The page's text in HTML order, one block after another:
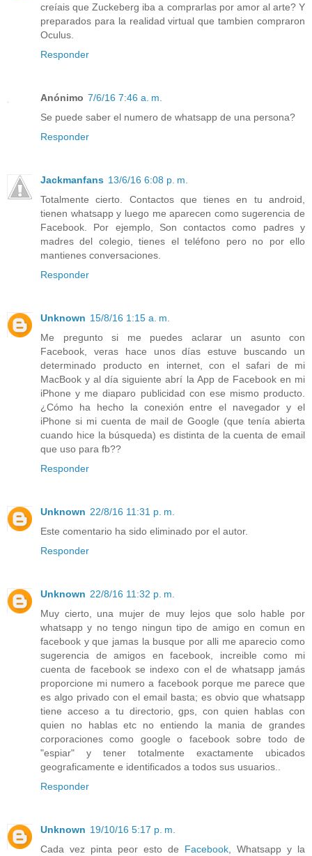
creíais que Zuckeberg iba a comprarlas por amor al arte? Y
preparados para la realidad virtual que tambien compraron
Oculus.
Responder
Anónimo 7/6/16 7:46 a. m.
Se puede saber el numero de whatsapp de una persona?
Responder
Jackmanfans 13/6/16 6:08 p. m.
Totalmente cierto. Contactos que tienes en tu android,
tienen whatsapp y luego me aparecen como sugerencia de
Facebook. Por ejemplo, Son contactos como padres y
madres del colegio, tienes el teléfono pero no por ello
mantienes conversaciones.
Responder
Unknown 15/8/16 1:15 a. m.
Me pregunto si me puedes aclarar un asunto con
Facebook, veras hace unos días estuve buscando un
determinado producto en internet, con el safari de mi
MacBook y al día siguiente abrí la App de Facebook en mi
iPhone y me diaparo publicidad con ese mismo producto.
¿Cómo ha hecho la conexión entre el navegador y el
iPhone si mi cuenta de mail de Google (que tenía abierta
cuando hice la búsqueda) es distinta de la cuenta de email
que uso para fb??
Responder
Unknown 22/8/16 11:31 p. m.
Este comentario ha sido eliminado por el autor.
Responder
Unknown 22/8/16 11:32 p. m.
Muy cierto, una mujer de muy lejos que solo hable por
whatsapp y no tengo ningun tipo de amigo en comun en
facebook y que jamas la busque por alli me aparecio como
sugerencia de amigos en facebook, increible como mi
cuenta de facebook se indexo con el de whatsapp jamás
proporcione mi numero a facebook porque me parece que
es algo privado con el email basta; es obvio que whatsapp
tiene acceso a tu directorio, gps, con quien hablas con
quien no hablas etc no entiendo la mania de grandes
corporaciones como google o facebook sobre todo de
"espiar" y tener totalmente exactamente ubicados
geograficamente e identificados a todos sus usuarios..
Responder
Unknown 19/10/16 5:17 p. m.
Cada vez pinta peor esto de Facebook , Whatsapp y la